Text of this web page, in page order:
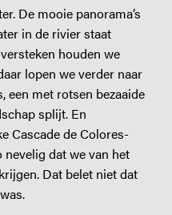
De mooie panorama’s
in de rivier staat
houden we
lopen we verder naar
een met rotsen bezaaide
splijt. En
Cascade de Colores-
dat we van het
Dat belet niet dat